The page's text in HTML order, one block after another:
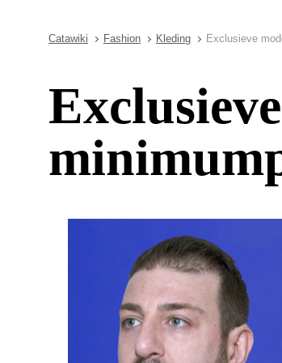
Catawiki Fashion Kleding Exclusieve